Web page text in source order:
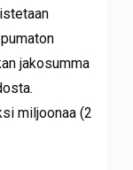
jakosumma
miljoonaa (2